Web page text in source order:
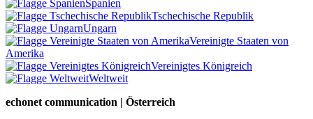
Spanien
Tschechische Republik
Ungarn
Vereinigte Staaten von
Amerika
Vereinigtes Königreich
Weltweit
echonet communication | Österreich